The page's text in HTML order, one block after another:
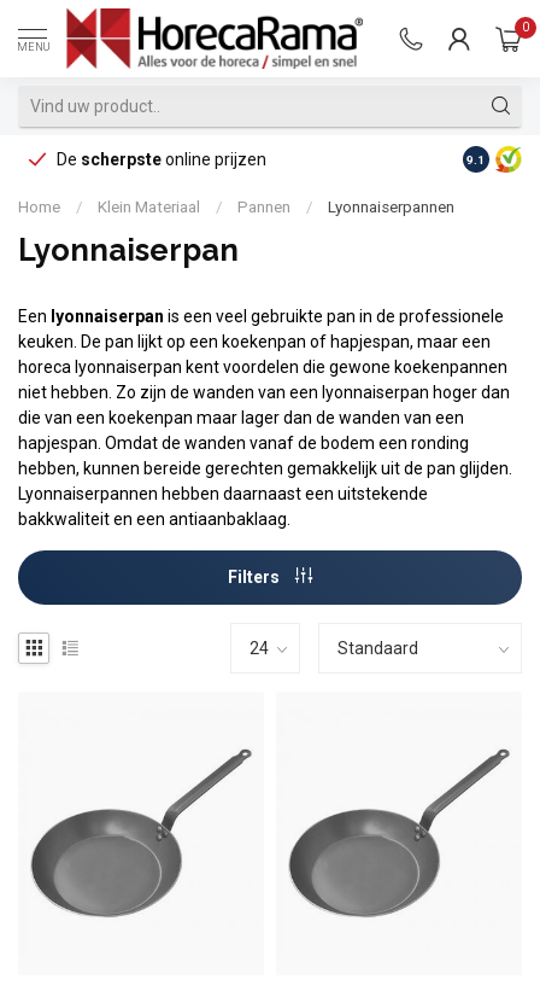
MENU
0
De scherpsteonline prijzen Op
9.1
Home / Klein Materiaal / Pannen / Lyonnaiserpannen
Lyonnaiserpan
Een lyonnaiserpan is een veel gebruikte pan in de professionele
keuken. De pan lijkt op een koekenpan of hapjespan, maar een
horeca lyonnaiserpan kent voordelen die gewone koekenpannen
niet hebben. Zo zijn de wanden van een lyonnaiserpan hoger dan
die van een koekenpan maar lager dan de wanden van een
hapjespan. Omdat de wanden vanaf de bodem een ronding
hebben, kunnen bereide gerechten gemakkelijk uit de pan glijden.
Lyonnaiserpannen hebben daarnaast een uitstekende
bakkwaliteit en een antiaanbaklaag.
Filters